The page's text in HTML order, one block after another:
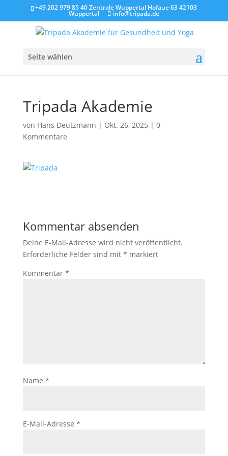
+49 202 979 85 40 Zentrale Wuppertal Hofaue 63 42103
Wuppertal info@tripada.de
Seite wählen
Tripada Akademie
von Hans Deutzmann | Okt. 26, 2025 | 0
Kommentare
Kommentar absenden
Deine E-Mail-Adresse wird nicht veröffentlicht.
Erforderliche Felder sind mit * markiert
Kommentar *
Name *
E-Mail-Adresse *